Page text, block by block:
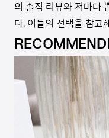
의 솔직 리뷰와 저마다
다. 이들의 선택을 참고